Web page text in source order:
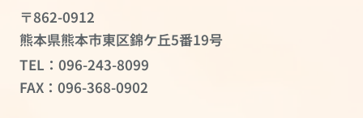
〒862-0912
熊本県熊本市東区錦ケ丘5番19号
TEL： 096-243-8099
FAX：096-368-0902